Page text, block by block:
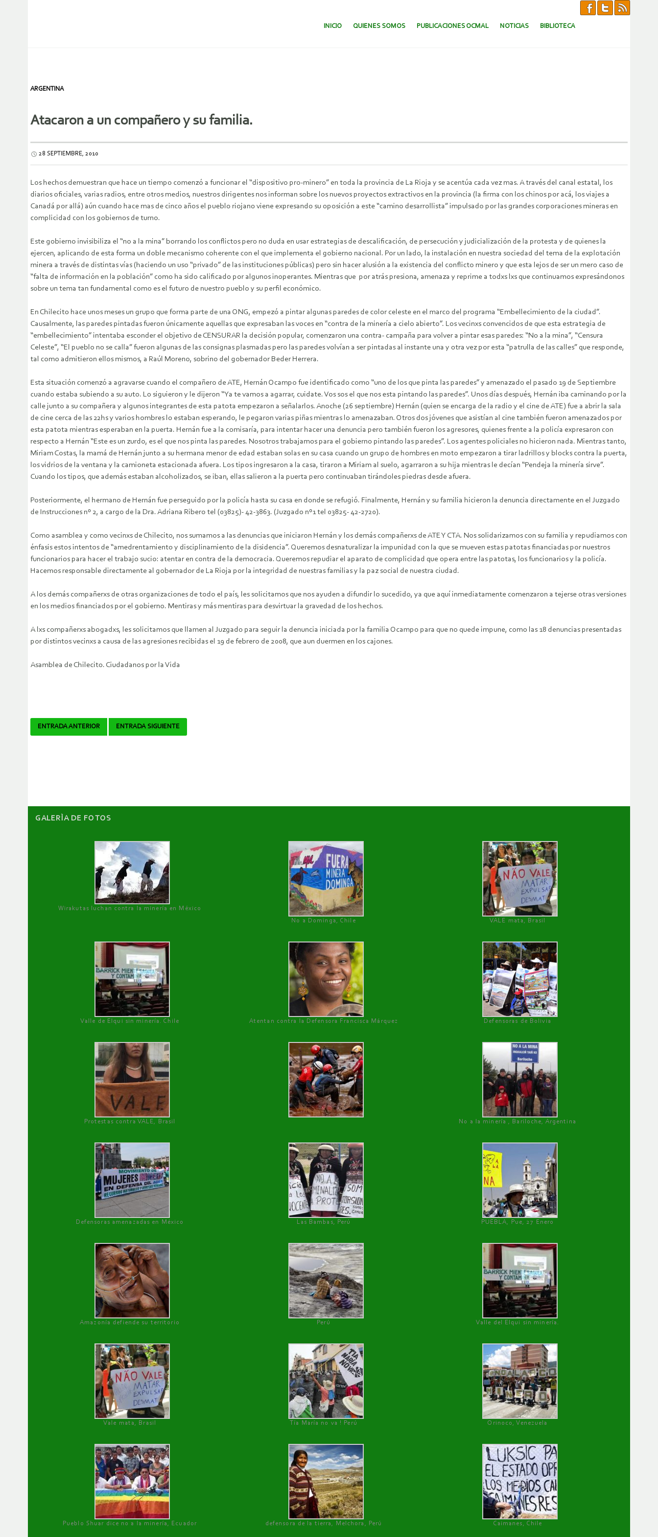
SALTAR AL CONTENIDO.
INICIO QUIENES SOMOS PUBLICACIONES OCMAL NOTICIAS BIBLIOTECA
ARGENTINA
Atacaron a un compañero y su familia.
28 SEPTIEMBRE, 2010
Los hechos demuestran que hace un tiempo comenzó a funcionar el “dispositivo pro-minero” en toda la provincia de La Rioja y se acentúa cada vez mas. A través del canal estatal, los
diarios oficiales, varias radios, entre otros medios, nuestros dirigentes nos informan sobre los nuevos proyectos extractivos en la provincia (la firma con los chinos por acá, los viajes a
Canadá por allá) aún cuando hace mas de cinco años el pueblo riojano viene expresando su oposición a este “camino desarrollista” impulsado por las grandes corporaciones mineras en
complicidad con los gobiernos de turno.
Este gobierno invisibiliza el “no a la mina” borrando los conflictos pero no duda en usar estrategias de descalificación, de persecución y judicialización de la protesta y de quienes la
ejercen, aplicando de esta forma un doble mecanismo coherente con el que implementa el gobierno nacional. Por un lado, la instalación en nuestra sociedad del tema de la explotación
minera a través de distintas vías (haciendo un uso “privado” de las instituciones públicas) pero sin hacer alusión a la existencia del conflicto minero y que esta lejos de ser un mero caso de
“falta de información en la población” como ha sido calificado por algunos inoperantes. Mientras que por atrás presiona, amenaza y reprime a todxs lxs que continuamos expresándonos
sobre un tema tan fundamental como es el futuro de nuestro pueblo y su perfil económico.
En Chilecito hace unos meses un grupo que forma parte de una ONG, empezó a pintar algunas paredes de color celeste en el marco del programa “Embellecimiento de la ciudad”.
Causalmente, las paredes pintadas fueron únicamente aquellas que expresaban las voces en “contra de la minería a cielo abierto”. Los vecinxs convencidos de que esta estrategia de
“embellecimiento” intentaba esconder el objetivo de CENSURAR la decisión popular, comenzaron una contra- campaña para volver a pintar esas paredes: “No a la mina”, “Censura
Celeste”, “El pueblo no se calla” fueron algunas de las consignas plasmadas pero las paredes volvían a ser pintadas al instante una y otra vez por esta “patrulla de las calles” que responde,
tal como admitieron ellos mismos, a Raúl Moreno, sobrino del gobernador Beder Herrera.
Esta situación comenzó a agravarse cuando el compañero de ATE, Hernán Ocampo fue identificado como “uno de los que pinta las paredes” y amenazado el pasado 19 de Septiembre
cuando estaba subiendo a su auto. Lo siguieron y le dijeron “Ya te vamos a agarrar, cuidate. Vos sos el que nos esta pintando las paredes”. Unos días después, Hernán iba caminando por la
calle junto a su compañera y algunos integrantes de esta patota empezaron a señalarlos. Anoche (26 septiembre) Hernán (quien se encarga de la radio y el cine de ATE) fue a abrir la sala
de cine cerca de las 22hs y varios hombres lo estaban esperando, le pegaron varias piñas mientras lo amenazaban. Otros dos jóvenes que asistían al cine también fueron amenazados por
esta patota mientras esperaban en la puerta. Hernán fue a la comisaría, para intentar hacer una denuncia pero también fueron los agresores, quienes frente a la policía expresaron con
respecto a Hernán “Este es un zurdo, es el que nos pinta las paredes. Nosotros trabajamos para el gobierno pintando las paredes”. Los agentes policiales no hicieron nada. Mientras tanto,
Miriam Costas, la mamá de Hernán junto a su hermana menor de edad estaban solas en su casa cuando un grupo de hombres en moto empezaron a tirar ladrillos y blocks contra la puerta,
los vidrios de la ventana y la camioneta estacionada afuera. Los tipos ingresaron a la casa, tiraron a Miriam al suelo, agarraron a su hija mientras le decían “Pendeja la minería sirve”.
Cuando los tipos, que además estaban alcoholizados, se iban, ellas salieron a la puerta pero continuaban tirándoles piedras desde afuera.
Posteriormente, el hermano de Hernán fue perseguido por la policía hasta su casa en donde se refugió. Finalmente, Hernán y su familia hicieron la denuncia directamente en el Juzgado
de Instrucciones nº 2, a cargo de la Dra. Adriana Ribero tel (03825)- 42-3863. (Juzgado nº1 tel 03825- 42-2720).
Como asamblea y como vecinxs de Chilecito, nos sumamos a las denuncias que iniciaron Hernán y los demás compañerxs de ATE Y CTA. Nos solidarizamos con su familia y repudiamos con
énfasis estos intentos de “amedrentamiento y disciplinamiento de la disidencia”. Queremos desnaturalizar la impunidad con la que se mueven estas patotas financiadas por nuestros
funcionarios para hacer el trabajo sucio: atentar en contra de la democracia. Queremos repudiar el aparato de complicidad que opera entre las patotas, los funcionarios y la policía.
Hacemos responsable directamente al gobernador de La Rioja por la integridad de nuestras familias y la paz social de nuestra ciudad.
A los demás compañerxs de otras organizaciones de todo el país, les solicitamos que nos ayuden a difundir lo sucedido, ya que aquí inmediatamente comenzaron a tejerse otras versiones
en los medios financiados por el gobierno. Mentiras y más mentiras para desvirtuar la gravedad de los hechos.
A lxs compañerxs abogadxs, les solicitamos que llamen al Juzgado para seguir la denuncia iniciada por la familia Ocampo para que no quede impune, como las 18 denuncias presentadas
por distintos vecinxs a causa de las agresiones recibidas el 19 de febrero de 2008, que aun duermen en los cajones.
Asamblea de Chilecito. Ciudadanos por la Vida
Navegador
ENTRADA ANTERIOR ENTRADA SIGUIENTE
GALERÌA DE FOTOS
Wirakutas luchan contra la minería en México
No a Dominga, Chile
VALE mata, Brasil
Valle de Elqui sin minería. Chile Atentan contra la Defensora Francisca Márquez Defensoras de Bolivia
Protestas contra VALE, Brasil No a la minería , Bariloche, Argentina
Defensoras amenazadas en México Las Bambas, Perú PUEBLA, Pue, 27 Enero
Amazonía defiende su territorio Perú Valle del Elqui sin minería.
Vale mata, Brasil Tía María no va ! Perú Orinoco, Venezuela
Pueblo Shuar dice no a la minería, Ecuador defensora de la tierra, Melchora, Perú Caimanes, Chile